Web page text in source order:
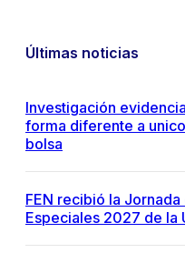
Últimas noticias
Investigación
forma diferente a
bolsa
FEN recibió la
Especiales 2027 de la